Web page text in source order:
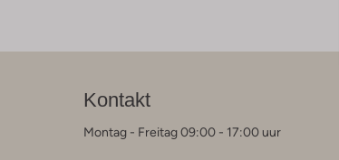
Kontakt
Montag - Freitag 09:00 - 17:00 uur